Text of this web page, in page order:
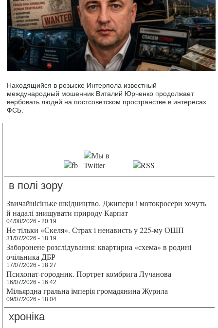
Находящийся в розыске Интерпола известный
международный мошенник Виталий Юрченко продолжает
вербовать людей на постсоветском пространстве в интересах
ФСБ.
в полі зору
Звичайнісіньке шкідництво. Джипери і мотокросери хочуть
й надалі знищувати природу Карпат
04/08/2026 - 20:19
Не тільки «Скеля». Страх і ненависть у 225-му ОШП
31/07/2026 - 18:19
Заборонене розслідування: квартирна «схема» в родині
очільника ДБР
17/07/2026 - 18:27
Психопат-городник. Портрет комбрига Лучанова
16/07/2026 - 16:42
Мільярдна гральна імперія громадянина Журила
09/07/2026 - 18:04
хроніка